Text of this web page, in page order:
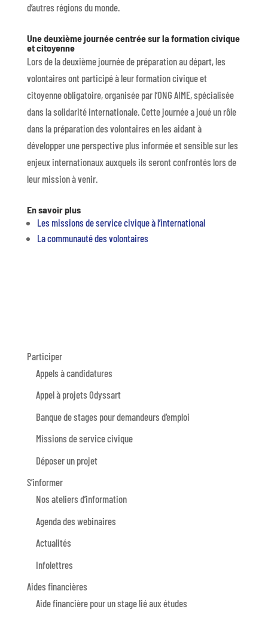
d’autres régions du monde.
Une deuxième journée centrée sur la formation civique
et citoyenne
Lors de la deuxième journée de préparation au départ, les
volontaires ont participé à leur formation civique et
citoyenne obligatoire, organisée par l’ONG AIME, spécialisée
dans la solidarité internationale. Cette journée a joué un rôle
dans la préparation des volontaires en les aidant à
développer une perspective plus informée et sensible sur les
enjeux internationaux auxquels ils seront confrontés lors de
leur mission à venir.
En savoir plus
Les missions de service civique à l’international
La communauté des volontaires
Participer
Appels à candidatures
Appel à projets Odyssart
Banque de stages pour demandeurs d’emploi
Missions de service civique
Déposer un projet
S’informer
Nos ateliers d’information
Agenda des webinaires
Actualités
Infolettres
Aides financières
Aide financière pour un stage lié aux études